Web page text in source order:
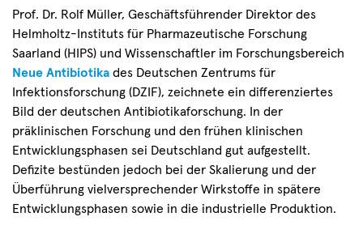
Prof. Dr. Rolf Müller, Geschäftsführender Direktor des
Helmholtz-Instituts für Pharmazeutische Forschung
Saarland (HIPS) und Wissenschaftler im Forschungsbereich
Neue Antibiotika des Deutschen Zentrums für
Infektionsforschung (DZIF), zeichnete ein differenziertes
Bild der deutschen Antibiotikaforschung. In der
präklinischen Forschung und den frühen klinischen
Entwicklungsphasen sei Deutschland gut aufgestellt.
Defizite bestünden jedoch bei der Skalierung und der
Überführung vielversprechender Wirkstoffe in spätere
Entwicklungsphasen sowie in die industrielle Produktion.